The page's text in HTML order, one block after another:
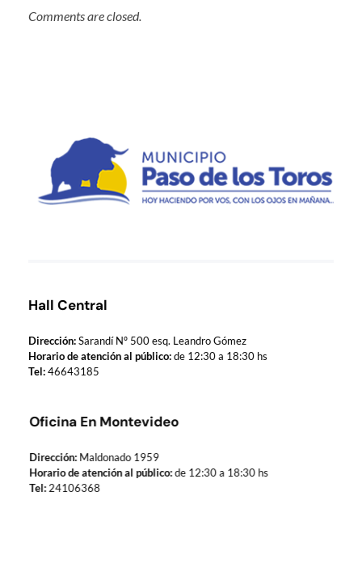
Comments are closed.
Hall Central
Dirección:Sarandí Nº 500 esq. Leandro Gómez
Horario de atención al público:de 12:30 a 18:30 hs
Tel:46643185
Oficina En Montevideo
Dirección:Maldonado 1959
Horario de atención al público:de 12:30 a 18:30 hs
Tel:24106368